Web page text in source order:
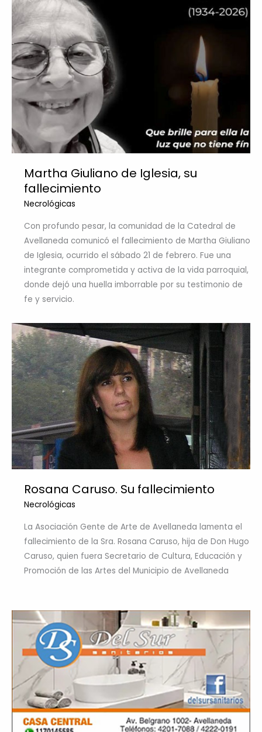
Martha Giuliano de Iglesia, su
fallecimiento
Necrológicas
Con profundo pesar, la comunidad de la Catedral de
Avellaneda comunicó el fallecimiento de Martha Giuliano
de Iglesia, ocurrido el sábado 21 de febrero. Fue una
integrante comprometida y activa de la vida parroquial,
donde dejó una huella imborrable por su testimonio de
fe y servicio.
Rosana Caruso. Su fallecimiento
Necrológicas
La Asociación Gente de Arte de Avellaneda lamenta el
fallecimiento de la Sra. Rosana Caruso, hija de Don Hugo
Caruso, quien fuera Secretario de Cultura, Educación y
Promoción de las Artes del Municipio de Avellaneda